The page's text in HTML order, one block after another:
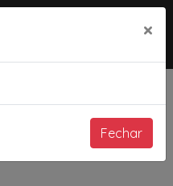
×
Fechar